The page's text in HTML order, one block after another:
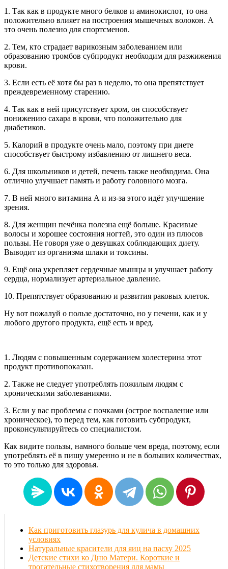
1. Так как в продукте много белков и аминокислот, то она
положительно влияет на построения мышечных волокон. А
это очень полезно для спортсменов.
2. Тем, кто страдает варикозным заболеванием или
образованию тромбов субпродукт необходим для разжижения
крови.
3. Если есть её хотя бы раз в неделю, то она препятствует
преждевременному старению.
4. Так как в ней присутствует хром, он способствует
понижению сахара в крови, что положительно для
диабетиков.
5. Калорий в продукте очень мало, поэтому при диете
способствует быстрому избавлению от лишнего веса.
6. Для школьников и детей, печень также необходима. Она
отлично улучшает память и работу головного мозга.
7. В ней много витамина А и из-за этого идёт улучшение
зрения.
8. Для женщин печёнка полезна ещё больше. Красивые
волосы и хорошее состояния ногтей, это один из плюсов
пользы. Не говоря уже о девушках соблюдающих диету.
Выводит из организма шлаки и токсины.
9. Ещё она укрепляет сердечные мышцы и улучшает работу
сердца, нормализует артериальное давление.
10. Препятствует образованию и развития раковых клеток.
Ну вот пожалуй о пользе достаточно, но у печени, как и у
любого другого продукта, ещё есть и вред.
1. Людям с повышенным содержанием холестерина этот
продукт противопоказан.
2. Также не следует употреблять пожилым людям с
хроническими заболеваниями.
3. Если у вас проблемы с почками (острое воспаление или
хроническое), то перед тем, как готовить субпродукт,
проконсультируйтесь со специалистом.
Как видите пользы, намного больше чем вреда, поэтому, если
употреблять её в пишу умеренно и не в больших количествах,
то это только для здоровья.
Как приготовить глазурь для кулича в домашних
условиях
Натуральные красители для яиц на пасху 2025
Детские стихи ко Дню Матери. Короткие и
трогательные стихотворения для мамы